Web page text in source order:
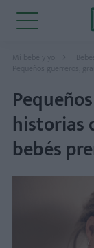
Mi bebé y yo Bebés
Pequeños guerreros,
historias
bebés